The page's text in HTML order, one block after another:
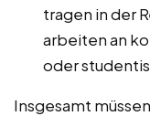
tragen in der
arbeiten an
oder
Insgesamt